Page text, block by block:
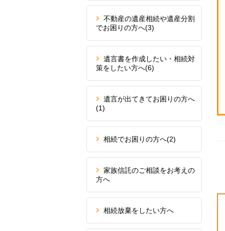
不動産の遺産相続や遺産分割
でお困りの方へ(3)
遺言書を作成したい・相続対
策をしたい方へ(6)
遺言が出てきてお困りの方へ
(1)
相続でお困りの方へ(2)
家族信託のご相談をお考えの
方へ
相続放棄をしたい方へ